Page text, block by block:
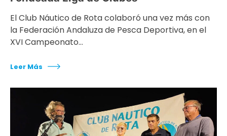
El Club Náutico de Rota colaboró una vez más con
la Federación Andaluza de Pesca Deportiva, en el
XVI Campeonato…
Leer Más